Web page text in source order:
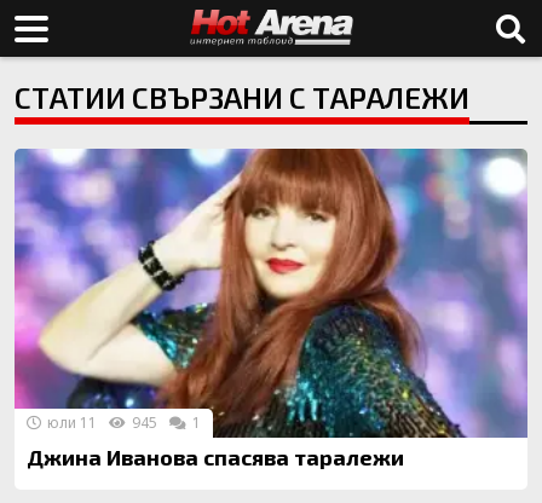
СТАТИИ СВЪРЗАНИ С ТАРАЛЕЖИ
Джина Иванова спасява таралежи
юли 11 945 1